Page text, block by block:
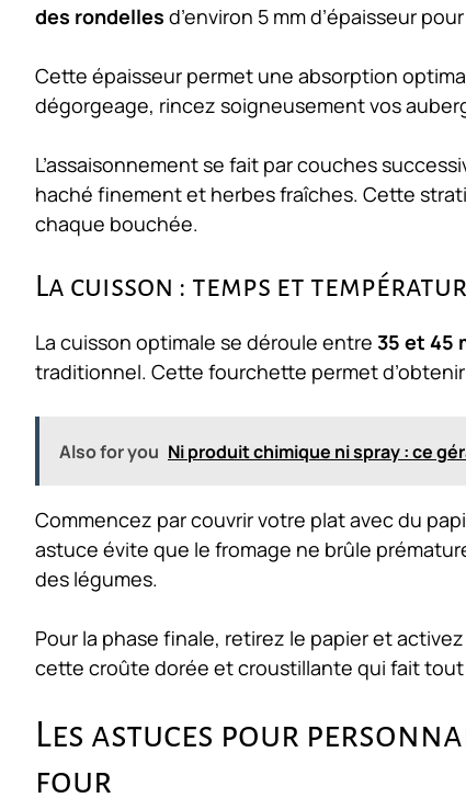
des rondelles d’environ 5 mm d’épaisseur
Cette épaisseur permet une absorption
dégorgeage, rincez soigneusement vos
L’assaisonnement se fait par couches
haché finement et herbes fraîches. Cette
chaque bouchée.
La cuisson : temps et
La cuisson optimale se déroule entre 35 et 45
traditionnel. Cette fourchette permet
Also for you Ni produit chimique ni spray : ce
Commencez par couvrir votre plat avec du
astuce évite que le fromage ne brûle
des légumes.
Pour la phase finale, retirez le papier et
cette croûte dorée et croustillante qui fait tout
Les astuces pour
four